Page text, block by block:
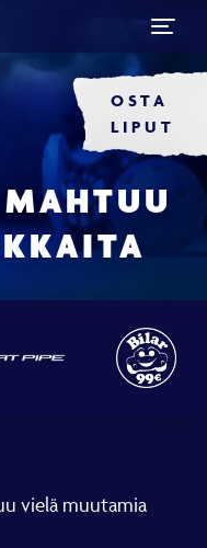
OSTA
LIPUT
vielä muutamia